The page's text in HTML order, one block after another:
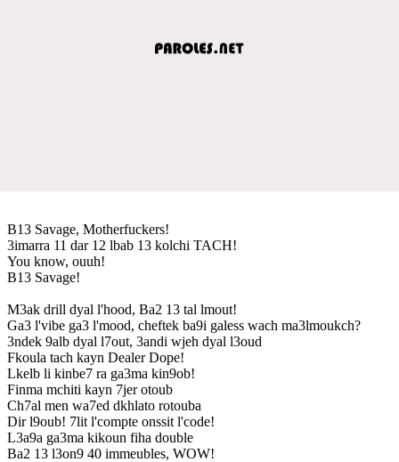
B13 Savage, Motherfuckers!
3imarra 11 dar 12 lbab 13 kolchi TACH!
You know, ouuh!
B13 Savage!
M3ak drill dyal l'hood, Ba2 13 tal lmout!
Ga3 l'vibe ga3 l'mood, cheftek ba9i galess wach ma3lmoukch?
3ndek 9alb dyal l7out, 3andi wjeh dyal l3oud
Fkoula tach kayn Dealer Dope!
Lkelb li kinbe7 ra ga3ma kin9ob!
Finma mchiti kayn 7jer otoub
Ch7al men wa7ed dkhlato rotouba
Dir l9oub! 7lit l'compte onssit l'code!
L3a9a ga3ma kikoun fiha double
Ba2 13 l3on9 40 immeubles, WOW!